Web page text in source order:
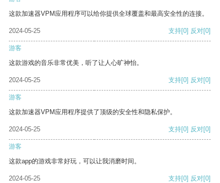
这款加速器VPM应用程序可以给你提供全球覆盖和最高安全性的连接。
2024-05-25 支持[0] 反对[0]
游客
这款游戏的音乐非常优美，听了让人心旷神怡。
2024-05-25 支持[0] 反对[0]
游客
这款加速器VPM应用程序提供了顶级的安全性和隐私保护。
2024-05-25 支持[0] 反对[0]
游客
这款app的游戏非常好玩，可以让我消磨时间。
2024-05-25 支持[0] 反对[0]